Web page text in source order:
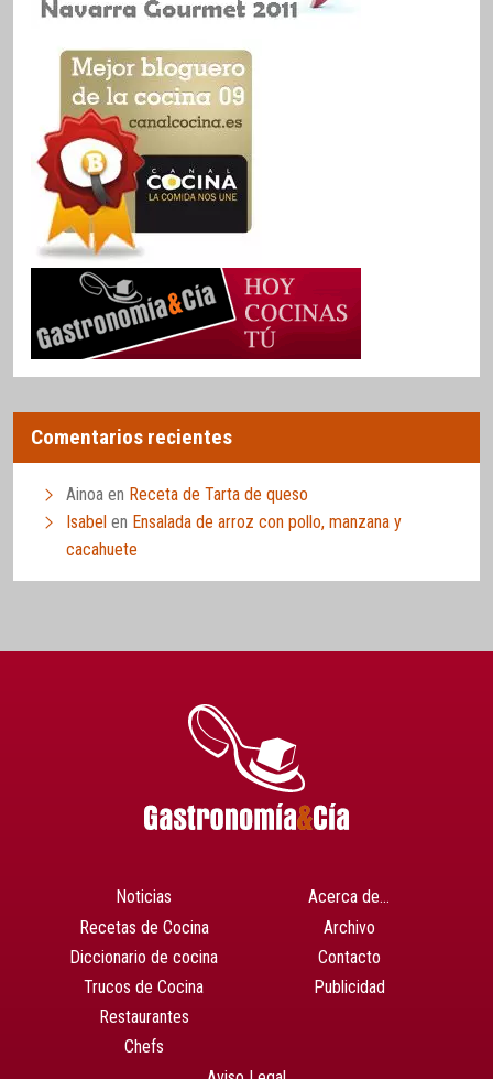
Comentarios recientes
Ainoa en Receta de Tarta de queso
Isabel en Ensalada de arroz con pollo, manzana y
cacahuete
Noticias
Recetas de Cocina
Diccionario de cocina
Trucos de Cocina
Restaurantes
Chefs
Acerca de…
Archivo
Contacto
Publicidad